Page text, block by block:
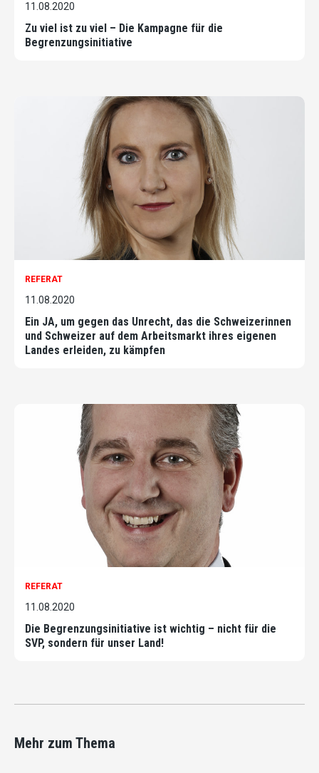
11.08.2020
Zu viel ist zu viel – Die Kampagne für die
Begrenzungsinitiative
REFERAT
11.08.2020
Ein JA, um gegen das Unrecht, das die Schweizerinnen
und Schweizer auf dem Arbeitsmarkt ihres eigenen
Landes erleiden, zu kämpfen
REFERAT
11.08.2020
Die Begrenzungsinitiative ist wichtig – nicht für die
SVP, sondern für unser Land!
Mehr zum Thema